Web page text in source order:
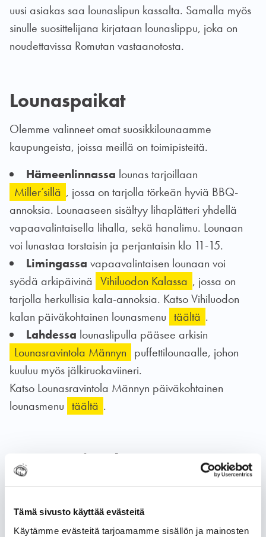
Tämä sivusto käyttää evästeitä
Käytämme evästeitä tarjoamamme sisällön ja mainosten
uusi asiakas saa lounaslipun kassalta. Samalla myös
sinulle suosittelijana kirjataan lounaslippu, joka on
noudettavissa Romutan vastaanotosta.
Lounaspaikat
Olemme valinneet omat suosikkilounaamme
kaupungeista, joissa meillä on toimipisteitä.
Hämeenlinnassa lounas tarjoillaan
Miller’sillä , jossa on tarjolla törkeän hyviä BBQ-
annoksia. Lounaaseen sisältyy lihaplätteri yhdellä
vapaavalintaisella lihalla, sekä hanalimu. Lounaan
voi lunastaa torstaisin ja perjantaisin klo 11-15.
Limingassa vapaavalintaisen lounaan voi
syödä arkipäivinä Vihiluodon Kalassa , jossa on
tarjolla herkullisia kala-annoksia. Katso Vihiluodon
kalan päiväkohtainen lounasmenu täältä .
Lahdessa lounaslipulla pääsee arkisin
Lounasravintola Männyn puffettilounaalle, johon
kuuluu myös jälkiruokaviineri.
Katso Lounasravintola Männyn päiväkohtainen
lounasmenu täältä .
Kampanjan kesto
ovat käytettävissä lounasravintoloissa
saakka.